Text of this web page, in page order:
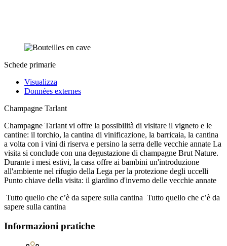
Schede primarie
Visualizza
Données externes
Champagne Tarlant
Champagne Tarlant vi offre la possibilità di visitare il vigneto e le
cantine: il torchio, la cantina di vinificazione, la barricaia, la cantina
a volta con i vini di riserva e persino la serra delle vecchie annate La
visita si conclude con una degustazione di champagne Brut Nature.
Durante i mesi estivi, la casa offre ai bambini un'introduzione
all'ambiente nel rifugio della Lega per la protezione degli uccelli
Punto chiave della visita: il giardino d'inverno delle vecchie annate
Tutto quello che c’è da sapere sulla cantina Tutto quello che c’è da
sapere sulla cantina
Informazioni pratiche